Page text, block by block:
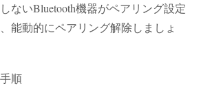
ないBluetooth機器がペアリング設定
能動的にペアリング解除しましょ
順